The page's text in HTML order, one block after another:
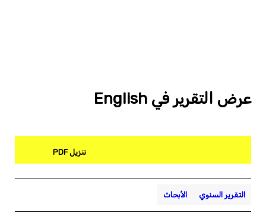
عرض التقرير في English
تنزيل PDF
التقرير السنوي الأبحاث